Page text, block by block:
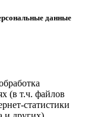
данные
(в т.ч. файлов
статистики